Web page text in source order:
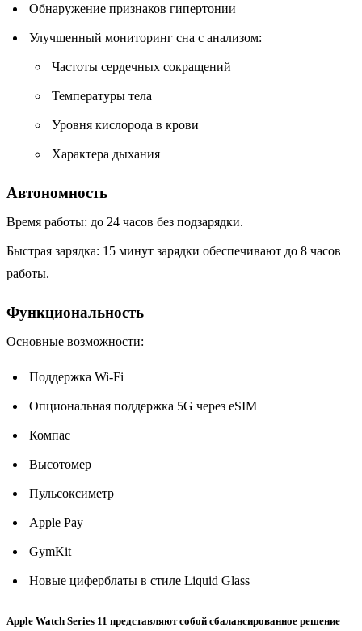
Обнаружение признаков гипертонии
Улучшенный мониторинг сна с анализом:
Частоты сердечных сокращений
Температуры тела
Уровня кислорода в крови
Характера дыхания
Автономность
Время работы: до 24 часов без подзарядки.
Быстрая зарядка: 15 минут зарядки обеспечивают до 8 часов
работы.
Функциональность
Основные возможности:
Поддержка Wi-Fi
Опциональная поддержка 5G через eSIM
Компас
Высотомер
Пульсоксиметр
Apple Pay
GymKit
Новые циферблаты в стиле Liquid Glass
Apple Watch Series 11 представляют собой сбалансированное решение